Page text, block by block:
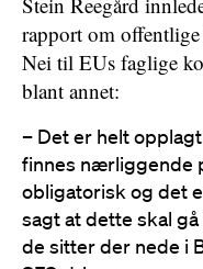
rapport om
Nei til EUs faglige
blant annet:
– Det er helt
finnes nærliggende
obligatorisk og det
sagt at dette skal
de sitter der nede i